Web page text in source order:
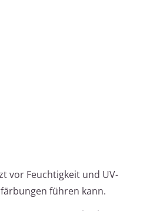
vor Feuchtigkeit und UV-
führen kann.